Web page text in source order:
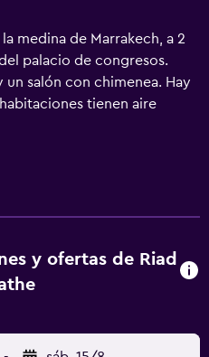
medina de Marrakech, a 2
palacio de congresos.
salón con chimenea. Hay
tienen aire
de estar y baño privado
se sirve un desayuno
hay aparcamiento
el Riad Agathe & Spa
y ofertas de Riad